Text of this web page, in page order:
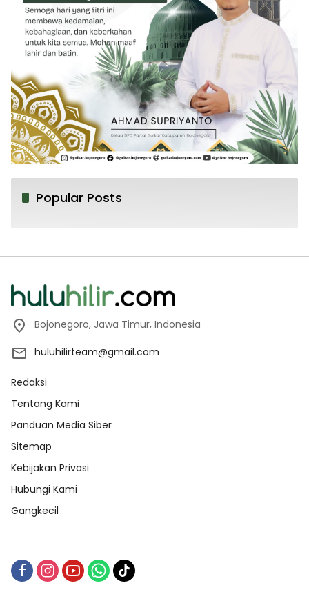
Popular Posts
Bojonegoro, Jawa Timur, Indonesia
huluhilirteam@gmail.com
Redaksi
Tentang Kami
Panduan Media Siber
Sitemap
Kebijakan Privasi
Hubungi Kami
Gangkecil